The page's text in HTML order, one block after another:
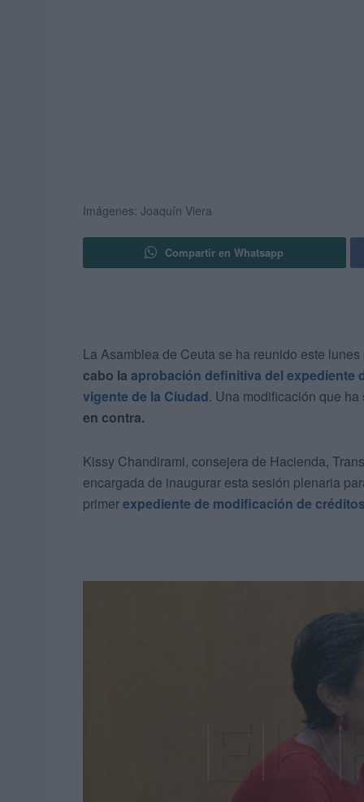
Imágenes: Joaquín Viera
Compartir en Whatsapp
La Asamblea de Ceuta se ha reunido este
cabo la aprobación definitiva del expediente
vigente de la Ciudad. Una modificación que
en contra.
Kissy Chandirami, consejera de Hacienda,
encargada de inaugurar esta sesión plenaria
primerexpediente de modificación de